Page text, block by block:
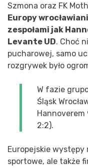
Szmona oraz FK
Europy
zespołami jak
Levante UD. Choć
pucharowej, samo
rozgrywek było
W fazie
Śląsk
Hannoverem
2:2).
Europejskie występy
sportowe, ale także